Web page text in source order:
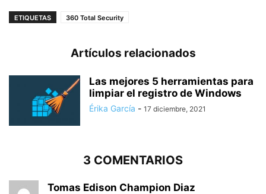
ETIQUETAS 360 Total Security
Artículos relacionados
Las mejores 5 herramientas para
limpiar el registro de Windows
Érika García - 17 diciembre, 2021
3 COMENTARIOS
Tomas Edison Champion Diaz